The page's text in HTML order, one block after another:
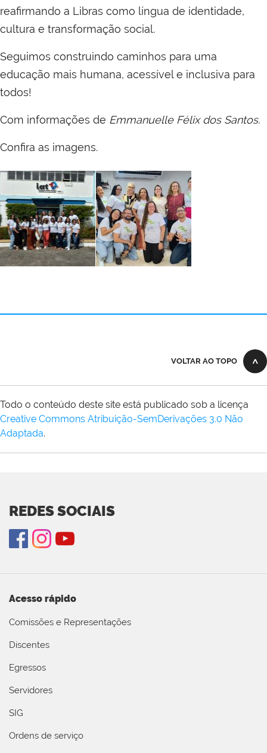
reafirmando a Libras como língua de identidade,
cultura e transformação social.
Seguimos construindo caminhos para uma
educação mais humana, acessível e inclusiva para
todos!
Com informações de Emmanuelle Félix dos Santos.
Confira as imagens.
VOLTAR AO TOPO
Todo o conteúdo deste site está publicado sob a licença
Creative Commons Atribuição-SemDerivações 3.0 Não
Adaptada.
REDES SOCIAIS
Acesso rápido
Comissões e Representações
Discentes
Egressos
Servidores
SIG
Ordens de serviço